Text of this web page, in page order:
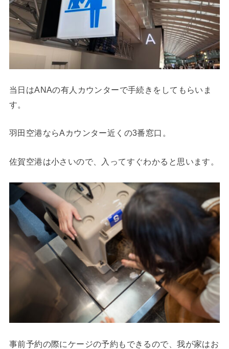
当日はANAの有人カウンターで手続きをしてもらいま
す。
羽田空港ならAカウンター近くの3番窓口。
佐賀空港は小さいので、入ってすぐわかると思います。
事前予約の際にケージの予約もできるので、我が家はお